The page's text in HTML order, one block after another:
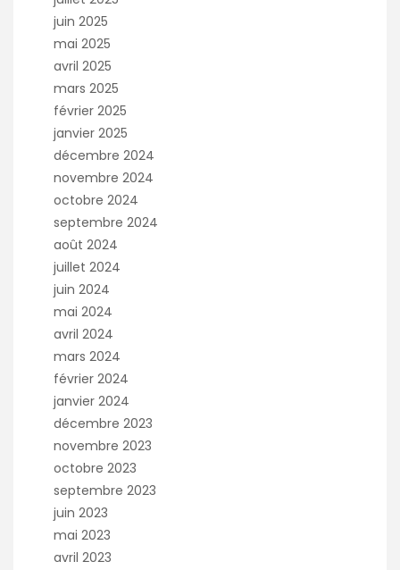
juin 2025
mai 2025
avril 2025
mars 2025
février 2025
janvier 2025
décembre 2024
novembre 2024
octobre 2024
septembre 2024
août 2024
juillet 2024
juin 2024
mai 2024
avril 2024
mars 2024
février 2024
janvier 2024
décembre 2023
novembre 2023
octobre 2023
septembre 2023
juin 2023
mai 2023
avril 2023